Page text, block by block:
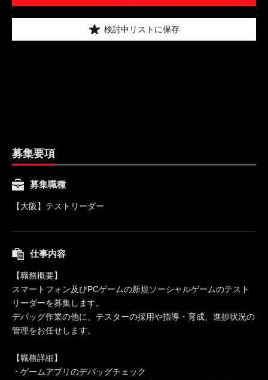
検討中リストに保存
募集要項
募集職種
【大阪】テストリーダー
仕事内容
【職務概要】
スマートフォン及びPCゲームの新規ソーシャルゲームのテスト
リーダーを募集します。
デバッグ作業の他に、テスターの採用や指導・育成、進捗状況の
管理をお任せします。
【職務詳細】
・ゲームアプリのデバッグチェック